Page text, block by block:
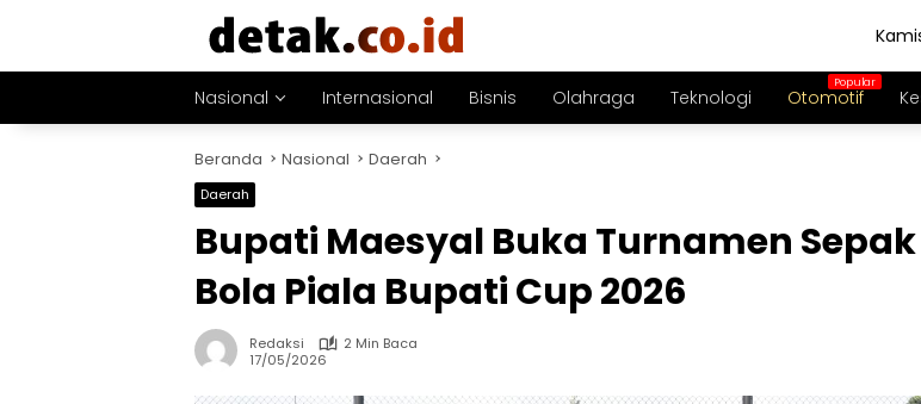
Nasional Internasional Bisnis Olahraga Teknologi Otomotif
Beranda Nasional Daerah
Daerah
Bupati Maesyal Buka Turnamen Sepak
Bola Piala Bupati Cup 2026
Redaksi
2 Min Baca
17/05/2026